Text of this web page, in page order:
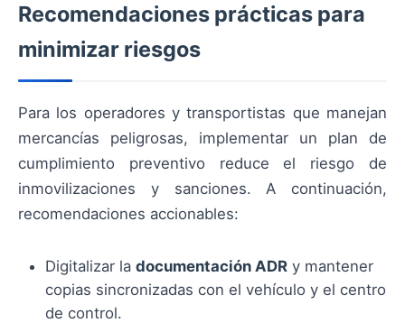
Recomendaciones prácticas para
minimizar riesgos
Para los operadores y transportistas que manejan
mercancías peligrosas, implementar un plan de
cumplimiento preventivo reduce el riesgo de
inmovilizaciones y sanciones. A continuación,
recomendaciones accionables:
Digitalizar la documentación ADR y mantener
copias sincronizadas con el vehículo y el centro
de control.